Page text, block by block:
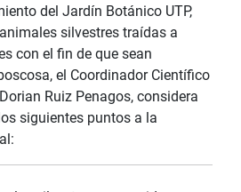
del Jardín Botánico UTP,
animales silvestres traídas a
con el fin de que sean
el Coordinador Científico
Ruiz Penagos, considera
siguientes puntos a la